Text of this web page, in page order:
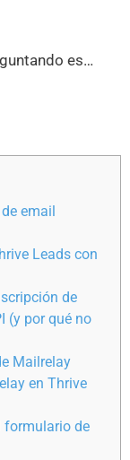
es…
email
Leads con
de
(y por qué no
Mailrelay
en Thrive
formulario de